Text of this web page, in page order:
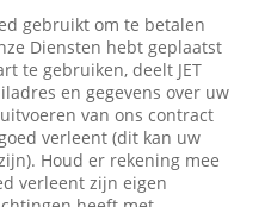
gebruikt om te betalen
Diensten hebt geplaatst
te gebruiken, deelt JET
en gegevens over uw
van ons contract
verleent (dit kan uw
Houd er rekening mee
verleent zijn eigen